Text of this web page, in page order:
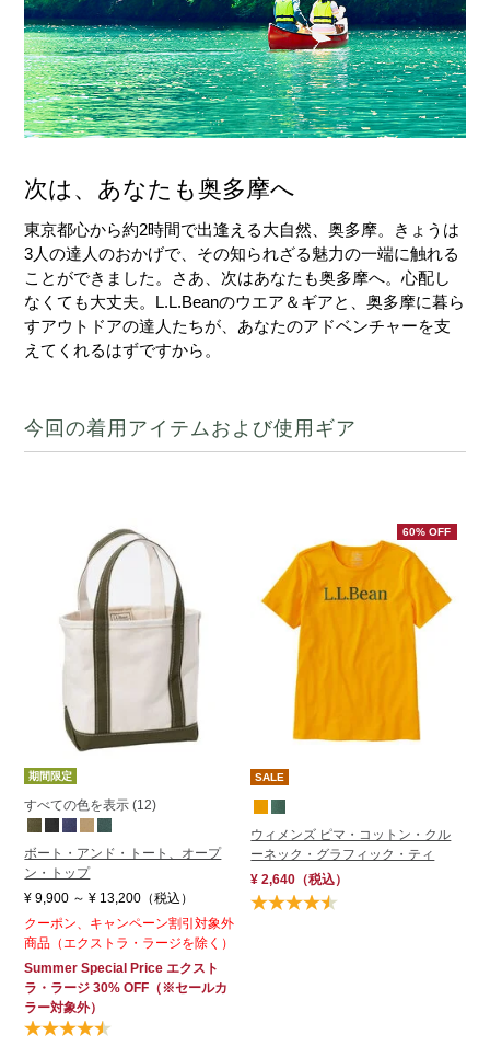
次は、あなたも奥多摩へ
東京都心から約2時間で出逢える大自然、奥多摩。きょうは
3人の達人のおかげで、その知られざる魅力の一端に触れる
ことができました。さあ、次はあなたも奥多摩へ。心配し
なくても大丈夫。L.L.Beanのウエア＆ギアと、奥多摩に暮ら
すアウトドアの達人たちが、あなたのアドベンチャーを支
えてくれるはずですから。
今回の着用アイテムおよび使用ギア
期間限定
すべての色を表示 (12)
ボート・アンド・トート、オープ
ン・トップ
¥ 9,900 ～¥ 13,200 （税込）
クーポン、キャンペーン割引対象外
商品（エクストラ・ラージを除く）
Summer Special Price エクスト
ラ・ラージ 30% OFF （※セールカ
ラー対象外）
60% OFF
SALE
ウィメンズ ピマ・コットン・クル
ーネック・グラフィック・ティ
¥ 2,640 （税込）